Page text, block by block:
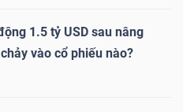
1.5 tỷ USD sau nâng
vào cổ phiếu nào?